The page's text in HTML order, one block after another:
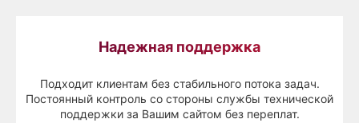
Надежная поддержка
Подходит клиентам без стабильного потока задач.
Постоянный контроль со стороны службы технической
поддержки за Вашим сайтом без переплат.